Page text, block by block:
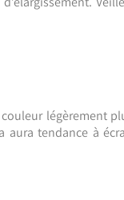
légèrement
aura tendance à